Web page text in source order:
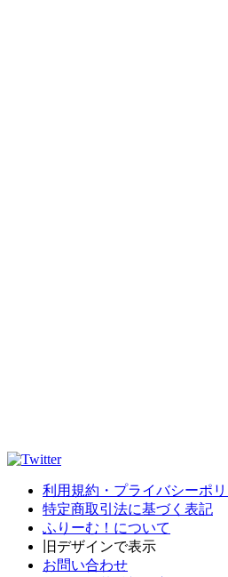
利用規約・プライバシーポ
特定商取引法に基づく表記
ふりーむ！について
旧デザインで表示
お問い合わせ